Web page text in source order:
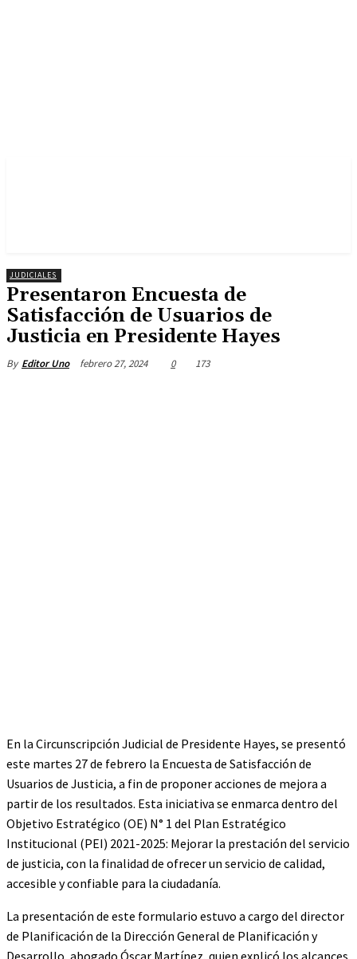
JUDICIALES
Presentaron Encuesta de
Satisfacción de Usuarios de
Justicia en Presidente Hayes
By Editor Uno febrero 27, 2024 0 173
En la Circunscripción Judicial de Presidente Hayes, se presentó
este martes 27 de febrero la Encuesta de Satisfacción de
Usuarios de Justicia, a fin de proponer acciones de mejora a
partir de los resultados. Esta iniciativa se enmarca dentro del
Objetivo Estratégico (OE) N° 1 del Plan Estratégico
Institucional (PEI) 2021-2025: Mejorar la prestación del servicio
de justicia, con la finalidad de ofrecer un servicio de calidad,
accesible y confiable para la ciudadanía.
La presentación de este formulario estuvo a cargo del director
de Planificación de la Dirección General de Planificación y
Desarrollo, abogado Óscar Martínez, quien explicó los alcances